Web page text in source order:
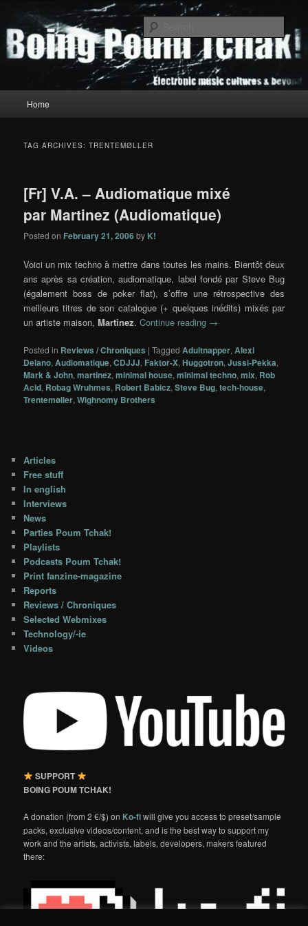
primary
content
secondary
contentBoing Poum Tchak!
Home
TAG ARCHIVES:TRENTEMØLLER
[Fr] V.A. – Audiomatique mixé
par Martinez (Audiomatique)
Posted on February 21, 2006 by K!
Voici un mix techno à mettre dans toutes les mains. Bientôt deux
ans après sa création, audiomatique, label fondé par Steve Bug
(également boss de poker flat), s’offre une rétrospective des
meilleurs titres de son catalogue (+ quelques inédits) mixés par
un artiste maison,Martinez.Continue reading →
Posted in Reviews / Chroniques |Tagged Adultnapper,Alexi
Delano,Audiomatique,CDJJJ, Faktor-X,Huggotron,Jussi-Pekka,
Mark & John,martinez,minimal house,minimal techno,mix, Rob
Acid, Robag Wruhmes, Robert Babicz,Steve Bug,tech-house,
Trentemøller,Wighnomy Brothers
Articles
Free stuff
In english
Interviews
News
Parties Poum Tchak!
Playlists
Podcasts Poum Tchak!
Print fanzine-magazine
Reports
Reviews / Chroniques
Selected Webmixes
Technology/-ie
Videos
SUPPORT
BOING POUM TCHAK!
A donation (from 2 €/$) on Ko-fiwill give you access to preset/sample
packs, exclusive videos/content, and is the best way to support my
work and the artists, activists, labels, developers, makers featured
there: